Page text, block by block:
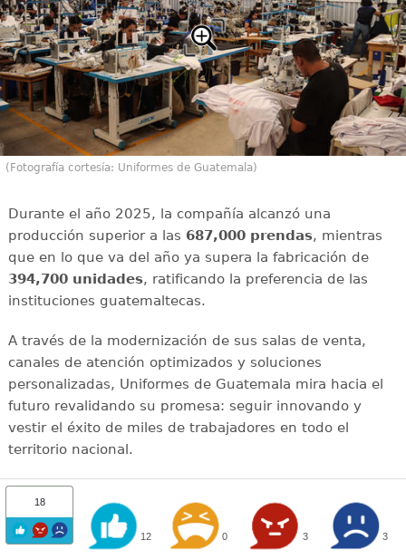
(Fotografía cortesía: Uniformes de Guatemala)
Durante el año 2025, la compañía alcanzó una
producción superior a las 687,000 prendas, mientras
que en lo que va del año ya supera la fabricación de
394,700 unidades, ratificando la preferencia de las
instituciones guatemaltecas.
A través de la modernización de sus salas de venta,
canales de atención optimizados y soluciones
personalizadas, Uniformes de Guatemala mira hacia el
futuro revalidando su promesa: seguir innovando y
vestir el éxito de miles de trabajadores en todo el
territorio nacional.
18
12 0 3 3